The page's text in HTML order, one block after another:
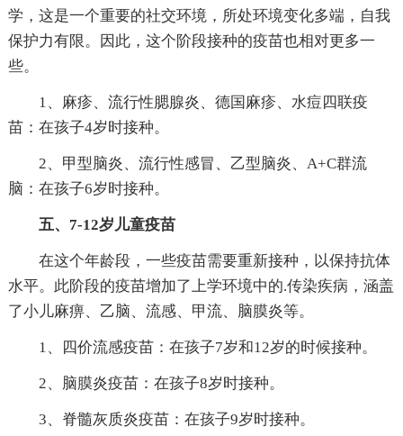
学，这是一个重要的社交环境，所处环境变化多端，自我
保护力有限。因此，这个阶段接种的疫苗也相对更多一
些。
1、麻疹、流行性腮腺炎、德国麻疹、水痘四联疫
苗：在孩子4岁时接种。
2、甲型脑炎、流行性感冒、乙型脑炎、A+C群流
脑：在孩子6岁时接种。
五、7-12岁儿童疫苗
在这个年龄段，一些疫苗需要重新接种，以保持抗体
水平。此阶段的疫苗增加了上学环境中的.传染疾病，涵盖
了小儿麻痹、乙脑、流感、甲流、脑膜炎等。
1、四价流感疫苗：在孩子7岁和12岁的时候接种。
2、脑膜炎疫苗：在孩子8岁时接种。
3、脊髓灰质炎疫苗：在孩子9岁时接种。